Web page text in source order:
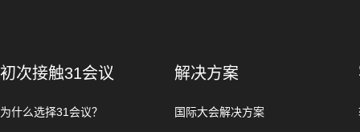
初次接触31会议
为什么选择31会议？
解决方案
国际大会解决方案